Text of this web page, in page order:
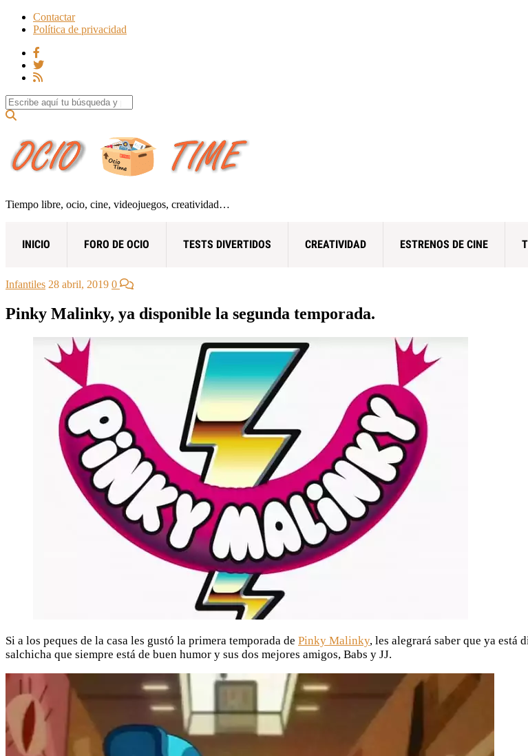
Contactar
Política de privacidad
Search for:
Tiempo libre, ocio, cine, videojuegos, creatividad…
INICIO FORO DE OCIO TESTS DIVERTIDOS CREATIVIDAD ESTRENOS DE CINE
Infantiles 28 abril, 2019 0
Pinky Malinky, ya disponible la segunda temporada.
Si a los peques de la casa les gustó la primera temporada de Pinky Malinky, les alegrará saber que ya está
salchicha que siempre está de buen humor y sus dos mejores amigos, Babs y JJ.